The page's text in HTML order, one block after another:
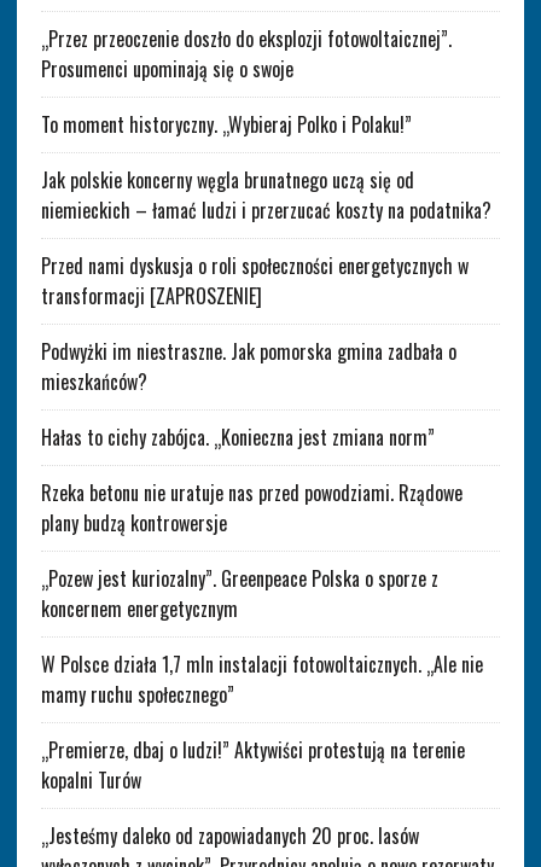
„Przez przeoczenie doszło do eksplozji fotowoltaicznej”.
Prosumenci upominają się o swoje
To moment historyczny. „Wybieraj Polko i Polaku!”
Jak polskie koncerny węgla brunatnego uczą się od
niemieckich – łamać ludzi i przerzucać koszty na podatnika?
Przed nami dyskusja o roli społeczności energetycznych w
transformacji [ZAPROSZENIE]
Podwyżki im niestraszne. Jak pomorska gmina zadbała o
mieszkańców?
Hałas to cichy zabójca. „Konieczna jest zmiana norm”
Rzeka betonu nie uratuje nas przed powodziami. Rządowe
plany budzą kontrowersje
„Pozew jest kuriozalny”. Greenpeace Polska o sporze z
koncernem energetycznym
W Polsce działa 1,7 mln instalacji fotowoltaicznych. „Ale nie
mamy ruchu społecznego”
„Premierze, dbaj o ludzi!” Aktywiści protestują na terenie
kopalni Turów
„Jesteśmy daleko od zapowiadanych 20 proc. lasów